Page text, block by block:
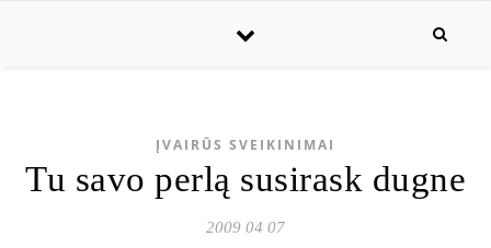
ĮVAIRŪS SVEIKINIMAI
Tu savo perlą susirask dugne
2009 04 07